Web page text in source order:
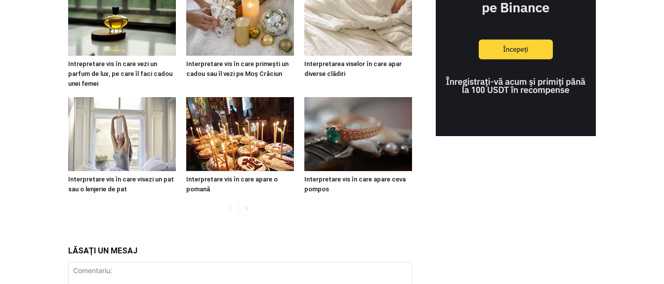
Intrepretare vis în care vezi un
parfum de lux, pe care îl faci cadou
unei femei
Interpretare vis în care primești un
cadou sau îl vezi pe Moș Crăciun
Interpretarea viselor în care apar
diverse clădiri
Interpretare vis în care visezi un pat
sau o lenjerie de pat
Interpretare vis în care apare o
pomană
Interpretare vis în care apare ceva
pompos
LĂSAȚI UN MESAJ